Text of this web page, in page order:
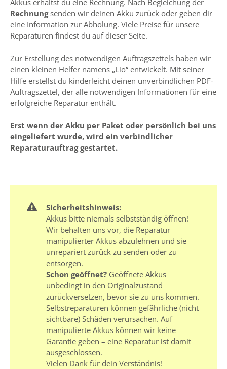
Akkus erhältst du eine Rechnung. Nach Begleichung der
Rechnungsenden wir deinen Akku zurück oder geben dir
eine Information zur Abholung. Viele Preise für unsere
Reparaturen findest du auf dieser Seite.
Zur Erstellung des notwendigen Auftragszettels haben wir
einen kleinen Helfer namens „Lio“ entwickelt. Mit seiner
Hilfe erstellst du kinderleicht deinen unverbindlichen PDF-
Auftragszettel, der alle notwendigen Informationen für eine
erfolgreiche Reparatur enthält.
Erst wenn der Akku per Paket oder persönlich bei uns
eingeliefert wurde, wird ein verbindlicher
Reparaturauftrag gestartet.
Sicherheitshinweis:
Akkus bitte niemals selbstständig öffnen!
Wir behalten uns vor, die Reparatur
manipulierter Akkus abzulehnen und sie
unrepariert zurück zu senden oder zu
entsorgen.
Schon geöffnet? Geöffnete Akkus
unbedingt in den Originalzustand
zurückversetzen, bevor sie zu uns kommen.
Selbstreparaturen können gefährliche (nicht
sichtbare) Schäden verursachen. Auf
manipulierte Akkus können wir keine
Garantie geben – eine Reparatur ist damit
ausgeschlossen.
Vielen Dank für dein Verständnis!